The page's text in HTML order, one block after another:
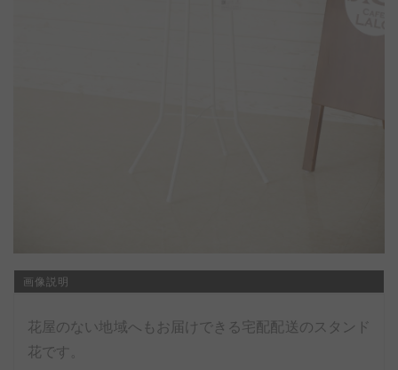
画像説明
花屋のない地域へもお届けできる宅配配送のスタンド
花です。